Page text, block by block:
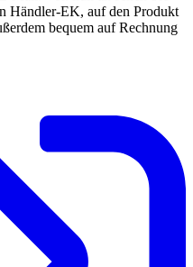
Händler-EK, auf den Produkt
bequem auf Rechnung